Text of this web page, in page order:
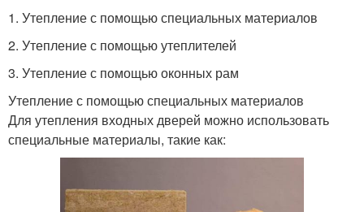
1. Утепление с помощью специальных материалов
2. Утепление с помощью утеплителей
3. Утепление с помощью оконных рам
Утепление с помощью специальных материалов
Для утепления входных дверей можно использовать
специальные материалы, такие как: